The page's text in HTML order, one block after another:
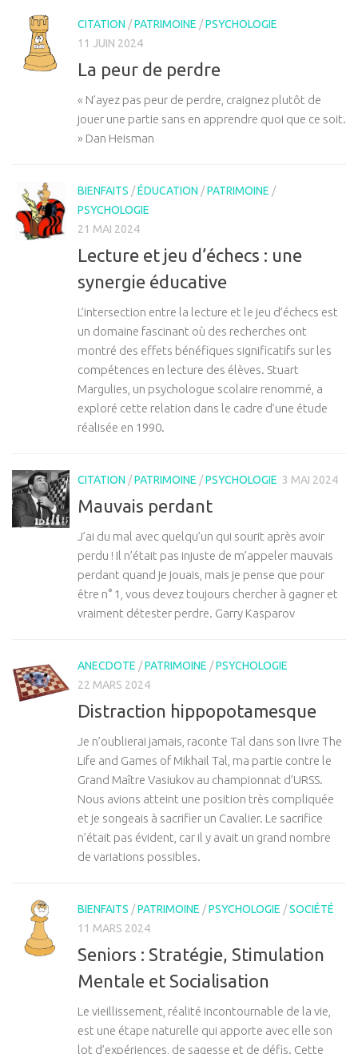
CITATION /PATRIMOINE /PSYCHOLOGIE
11 JUIN 2024
La peur de perdre
« N’ayez pas peur de perdre, craignez plutôt de
jouer une partie sans en apprendre quoi que ce soit.
» Dan Heisman
BIENFAITS /ÉDUCATION /PATRIMOINE /
PSYCHOLOGIE
21 MAI 2024
Lecture et jeu d’échecs : une
synergie éducative
L’intersection entre la lecture et le jeu d’échecs est
un domaine fascinant où des recherches ont
montré des effets bénéfiques significatifs sur les
compétences en lecture des élèves. Stuart
Margulies, un psychologue scolaire renommé, a
exploré cette relation dans le cadre d’une étude
réalisée en 1990.
CITATION /PATRIMOINE /PSYCHOLOGIE 3 MAI 2024
Mauvais perdant
J’ai du mal avec quelqu’un qui sourit après avoir
perdu ! Il n’était pas injuste de m’appeler mauvais
perdant quand je jouais, mais je pense que pour
être n° 1, vous devez toujours chercher à gagner et
vraiment détester perdre. Garry Kasparov
ANECDOTE /PATRIMOINE /PSYCHOLOGIE
22 MARS 2024
Distraction hippopotamesque
Je n’oublierai jamais, raconte Tal dans son livre The
Life and Games of Mikhail Tal, ma partie contre le
Grand Maître Vasiukov au championnat d’URSS.
Nous avions atteint une position très compliquée
et je songeais à sacrifier un Cavalier. Le sacrifice
n’était pas évident, car il y avait un grand nombre
de variations possibles.
BIENFAITS /PATRIMOINE /PSYCHOLOGIE /SOCIÉTÉ
11 MARS 2024
Seniors : Stratégie, Stimulation
Mentale et Socialisation
Le vieillissement, réalité incontournable de la vie,
est une étape naturelle qui apporte avec elle son
lot d’expériences, de sagesse et de défis. Cette